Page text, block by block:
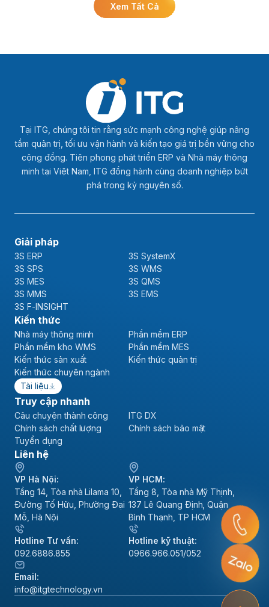
Xem Tất Cả
Tại ITG, chúng tôi tin rằng sức mạnh công nghệ giúp nâng
tầm quản trị, tối ưu vận hành và kiến tạo giá trị bền vững cho
cộng đồng. Tiên phong phát triển ERP và Nhà máy thông
minh tại Việt Nam, ITG đồng hành cùng doanh nghiệp bứt
phá trong kỷ nguyên số.
Giải pháp
3S ERP
3S SystemX
3S SPS
3S WMS
3S MES
3S QMS
3S MMS
3S EMS
3S F-INSIGHT
Kiến thức
Nhà máy thông minh
Phần mềm ERP
Phần mềm kho WMS
Phần mềm MES
Kiến thức sản xuất
Kiến thức quản trị
Kiến thức chuyên ngành
Tài liệu
Truy cập nhanh
Câu chuyện thành công
ITG DX
Chính sách chất lượng
Chính sách bảo mật
Tuyển dụng
Liên hệ
VP Hà Nội:
Tầng 14, Tòa nhà Lilama 10,
Đường Tố Hữu, Phường Đại
Mỗ, Hà Nội
VP HCM:
Tầng 8, Tòa nhà Mỹ Thịnh,
137 Lê Quang Định, Quận
Bình Thạnh, TP HCM
Hotline Tư vấn:
092.6886.855
Hotline kỹ thuật:
0966.966.051/052
Email:
info@itgtechnology.vn